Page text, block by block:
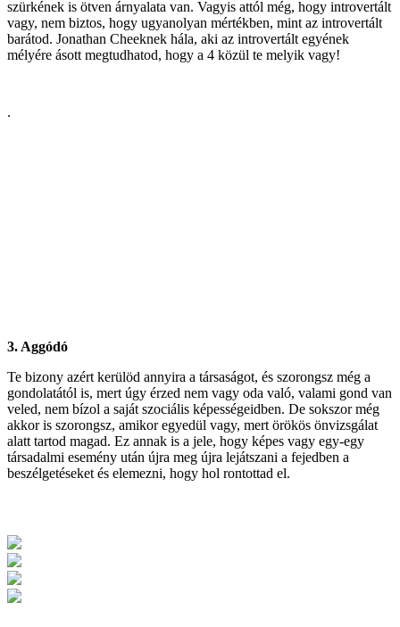
szürkének is ötven árnyalata van. Vagyis attól még, hogy introvertált
vagy, nem biztos, hogy ugyanolyan mértékben, mint az introvertált
barátod. Jonathan Cheeknek hála, aki az introvertált egyének
mélyére ásott megtudhatod, hogy a 4 közül te melyik vagy!
.
3. Aggódó
Te bizony azért kerülöd annyira a társaságot, és szorongsz még a
gondolatától is, mert úgy érzed nem vagy oda való, valami gond van
veled, nem bízol a saját szociális képességeidben. De sokszor még
akkor is szorongsz, amikor egyedül vagy, mert örökös önvizsgálat
alatt tartod magad. Ez annak is a jele, hogy képes vagy egy-egy
társadalmi esemény után újra meg újra lejátszani a fejedben a
beszélgetéseket és elemezni, hogy hol rontottad el.